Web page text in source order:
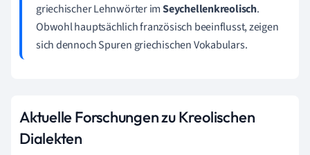
griechischer Lehnwörter imSeychellenkreolisch.
Obwohl hauptsächlich französisch beeinflusst, zeigen
sich dennoch Spuren griechischen Vokabulars.
Aktuelle Forschungen zu Kreolischen
Dialekten